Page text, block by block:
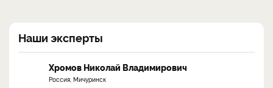
Наши эксперты
Хромов Николай Владимирович
Россия, Мичуринск